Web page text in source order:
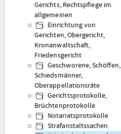
Gerichts, Rechtspflege im
allgemeinen
Einrichtung von
Gerichten, Obergericht,
Kronanwaltschaft,
Friedensgericht
Geschworene, Schöffen,
Schiedsmänner,
Oberappellationsräte
Gerichtsprotokolle,
Brüchtenprotokolle
Notariatsprotokolle
Strafanstaltssachen